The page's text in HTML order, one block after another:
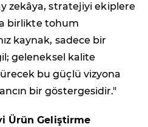
zekâya, stratejiyi ekiplere
birlikte tohum
kaynak, sadece bir
geleneksel kalite
bu güçlü vizyona
bir göstergesidir."
Ürün Geliştirme